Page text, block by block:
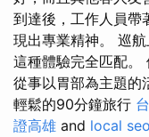
到達後，工作人員帶
現出專業精神。 巡
這種體驗完全匹配。
從事以胃部為主題的
輕鬆的90分鐘旅行
證高雄 and local seo